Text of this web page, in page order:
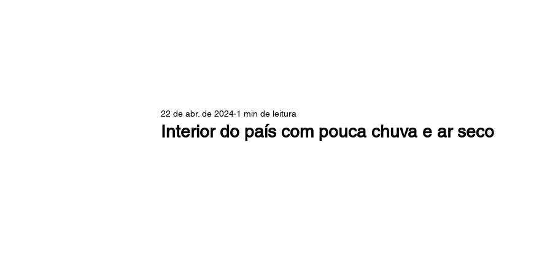
Interior do país com pouca chuva e ar seco
22 de abr. de 2024 1 min de leitura